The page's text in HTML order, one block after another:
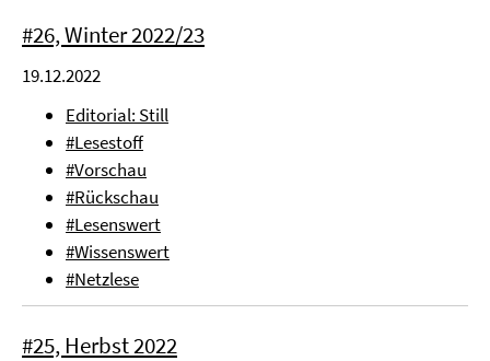
#26, Winter 2022/23
19.12.2022
Editorial: Still
#Lesestoff
#Vorschau
#Rückschau
#Lesenswert
#Wissenswert
#Netzlese
#25, Herbst 2022